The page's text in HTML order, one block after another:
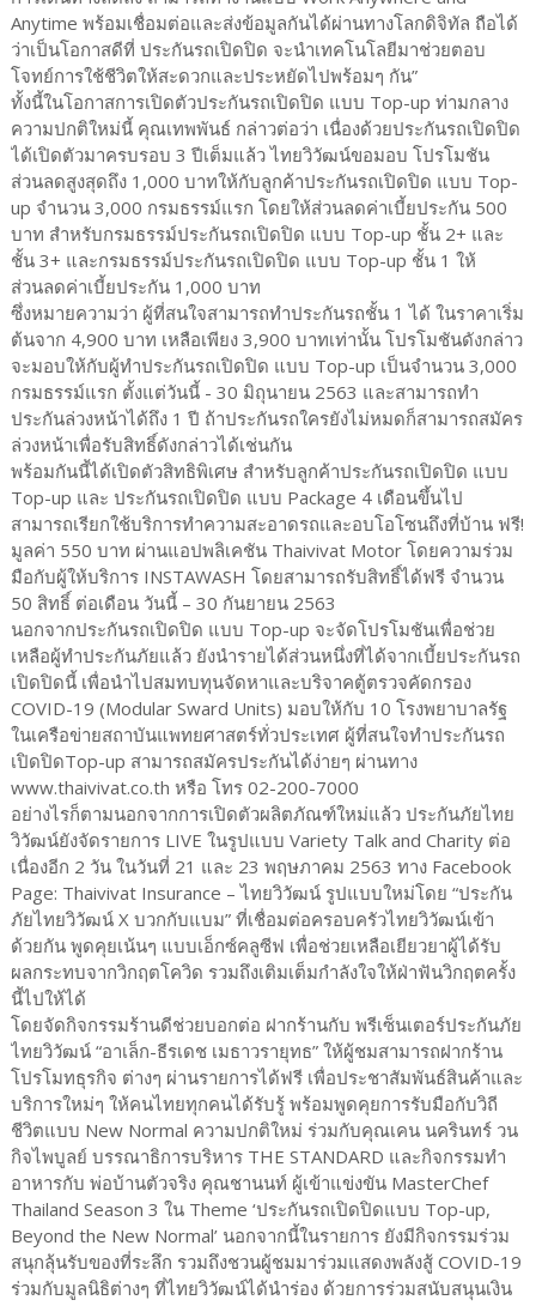
Anytime พร้อมเชื่อมต่อและส่งข้อมูลกันได้ผ่านทางโลกดิจิทัล ถือได้
ว่าเป็นโอกาสดีที่ ประกันรถเปิดปิด จะนำเทคโนโลยีมาช่วยตอบ
โจทย์การใช้ชีวิตให้สะดวกและประหยัดไปพร้อมๆ กัน”
ทั้งนี้ในโอกาสการเปิดตัวประกันรถเปิดปิด แบบ Top-up ท่ามกลาง
ความปกติใหม่นี้ คุณเทพพันธ์ กล่าวต่อว่า เนื่องด้วยประกันรถเปิดปิด
ได้เปิดตัวมาครบรอบ 3 ปีเต็มแล้ว ไทยวิวัฒน์ขอมอบ โปรโมชัน
ส่วนลดสูงสุดถึง 1,000 บาทให้กับลูกค้าประกันรถเปิดปิด แบบ Top-
up จำนวน 3,000 กรมธรรม์แรก โดยให้ส่วนลดค่าเบี้ยประกัน 500
บาท สำหรับกรมธรรม์ประกันรถเปิดปิด แบบ Top-up ชั้น 2+ และ
ชั้น 3+ และกรมธรรม์ประกันรถเปิดปิด แบบ Top-up ชั้น 1 ให้
ส่วนลดค่าเบี้ยประกัน 1,000 บาท
ซึ่งหมายความว่า ผู้ที่สนใจสามารถทำประกันรถชั้น 1 ได้ ในราคาเริ่ม
ต้นจาก 4,900 บาท เหลือเพียง 3,900 บาทเท่านั้น โปรโมชันดังกล่าว
จะมอบให้กับผู้ทำประกันรถเปิดปิด แบบ Top-up เป็นจำนวน 3,000
กรมธรรม์แรก ตั้งแต่วันนี้ - 30 มิถุนายน 2563 และสามารถทำ
ประกันล่วงหน้าได้ถึง 1 ปี ถ้าประกันรถใครยังไม่หมดก็สามารถสมัคร
ล่วงหน้าเพื่อรับสิทธิ์ดังกล่าวได้เช่นกัน
พร้อมกันนี้ได้เปิดตัวสิทธิพิเศษ สำหรับลูกค้าประกันรถเปิดปิด แบบ
Top-up และ ประกันรถเปิดปิด แบบ Package 4 เดือนขึ้นไป
สามารถเรียกใช้บริการทำความสะอาดรถและอบโอโซนถึงที่บ้าน ฟรี!
มูลค่า 550 บาท ผ่านแอปพลิเคชัน Thaivivat Motor โดยความร่วม
มือกับผู้ให้บริการ INSTAWASH โดยสามารถรับสิทธิ์ได้ฟรี จำนวน
50 สิทธิ์ ต่อเดือน วันนี้ – 30 กันยายน 2563
นอกจากประกันรถเปิดปิด แบบ Top-up จะจัดโปรโมชันเพื่อช่วย
เหลือผู้ทำประกันภัยแล้ว ยังนำรายได้ส่วนหนึ่งที่ได้จากเบี้ยประกันรถ
เปิดปิดนี้ เพื่อนำไปสมทบทุนจัดหาและบริจาคตู้ตรวจคัดกรอง
COVID-19 (Modular Sward Units) มอบให้กับ 10 โรงพยาบาลรัฐ
ในเครือข่ายสถาบันแพทยศาสตร์ทั่วประเทศ ผู้ที่สนใจทำประกันรถ
เปิดปิดTop-up สามารถสมัครประกันได้ง่ายๆ ผ่านทาง
www.thaivivat.co.th หรือ โทร 02-200-7000
อย่างไรก็ตามนอกจากการเปิดตัวผลิตภัณฑ์ใหม่แล้ว ประกันภัยไทย
วิวัฒน์ยังจัดรายการ LIVE ในรูปแบบ Variety Talk and Charity ต่อ
เนื่องอีก 2 วัน ในวันที่ 21 และ 23 พฤษภาคม 2563 ทาง Facebook
Page: Thaivivat Insurance – ไทยวิวัฒน์ รูปแบบใหม่โดย “ประกัน
ภัยไทยวิวัฒน์ X บวกกับแบม” ที่เชื่อมต่อครอบครัวไทยวิวัฒน์เข้า
ด้วยกัน พูดคุยเน้นๆ แบบเอ็กซ์คลูซีฟ เพื่อช่วยเหลือเยียวยาผู้ได้รับ
ผลกระทบจากวิกฤตโควิด รวมถึงเติมเต็มกำลังใจให้ฝ่าฟันวิกฤตครั้ง
นี้ไปให้ได้
โดยจัดกิจกรรมร้านดีช่วยบอกต่อ ฝากร้านกับ พรีเซ็นเตอร์ประกันภัย
ไทยวิวัฒน์ “อาเล็ก-ธีรเดช เมธาวรายุทธ” ให้ผู้ชมสามารถฝากร้าน
โปรโมทธุรกิจ ต่างๆ ผ่านรายการได้ฟรี เพื่อประชาสัมพันธ์สินค้าและ
บริการใหม่ๆ ให้คนไทยทุกคนได้รับรู้ พร้อมพูดคุยการรับมือกับวิถี
ชีวิตแบบ New Normal ความปกติใหม่ ร่วมกับคุณเคน นครินทร์ วน
กิจไพบูลย์ บรรณาธิการบริหาร THE STANDARD และกิจกรรมทำ
อาหารกับ พ่อบ้านตัวจริง คุณชานนท์ ผู้เข้าแข่งขัน MasterChef
Thailand Season 3 ใน Theme ‘ประกันรถเปิดปิดแบบ Top-up,
Beyond the New Normal’ นอกจากนี้ในรายการ ยังมีกิจกรรมร่วม
สนุกลุ้นรับของที่ระลึก รวมถึงชวนผู้ชมมาร่วมแสดงพลังสู้ COVID-19
ร่วมกับมูลนิธิต่างๆ ที่ไทยวิวัฒน์ได้นำร่อง ด้วยการร่วมสนับสนุนเงิน